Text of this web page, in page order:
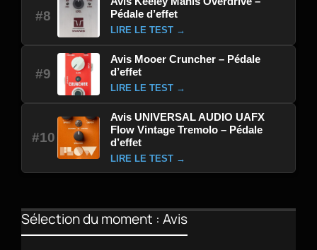
#8
Pédale d’effet
LIRE LE TEST →
#9
Avis Mooer Cruncher – Pédale
d’effet
LIRE LE TEST →
#10
Avis UNIVERSAL AUDIO UAFX
Flow Vintage Tremolo – Pédale
d’effet
LIRE LE TEST →
Sélection du moment : Avis